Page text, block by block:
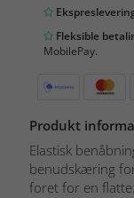
Fleksible
MobilePay.
Produkt
Elastisk
benudskæring
foret for en